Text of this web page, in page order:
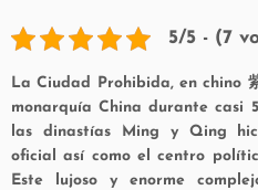
5/5 - (7
La Ciudad Prohibida, en chino
monarquía China durante casi
las dinastías Ming y Qing
oficial así como el centro
Este lujoso y enorme